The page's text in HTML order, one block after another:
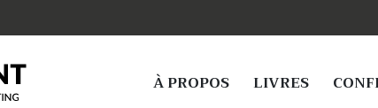
À PROPOS LIVRES